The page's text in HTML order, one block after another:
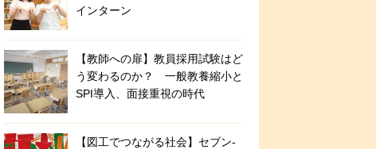
インターン
【教師への扉】教員採用試験はど
う変わるのか？ 一般教養縮小と
SPI導入、面接重視の時代
【図工でつながる社会】セブン‐